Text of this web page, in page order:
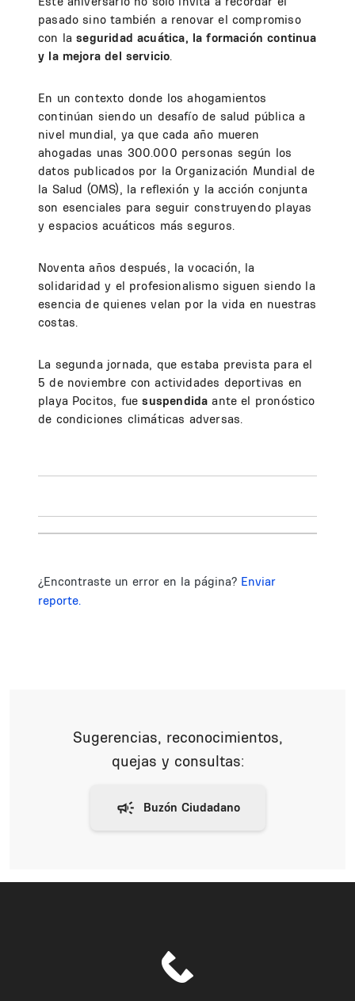
pasado sino también a renovar el compromiso
con laseguridad acuática, la formación continua
y la mejora del servicio.
En un contexto donde los ahogamientos
continúan siendo un desafío de salud pública a
nivel mundial, ya que cada año mueren
ahogadas unas 300.000 personas según los
datos publicados por la Organización Mundial de
la Salud (OMS), la reflexión y la acción conjunta
son esenciales para seguir construyendo playas
y espacios acuáticos más seguros.
Noventa años después, la vocación, la
solidaridad y el profesionalismo siguen siendo la
esencia de quienes velan por la vida en nuestras
costas.
La segunda jornada, que estaba prevista para el
5 de noviembre con actividades deportivas en
playa Pocitos, fuesuspendida ante el pronóstico
de condiciones climáticas adversas.
¿Encontraste un error en la página? Enviar
reporte.
Sugerencias, reconocimientos,
quejas y consultas: